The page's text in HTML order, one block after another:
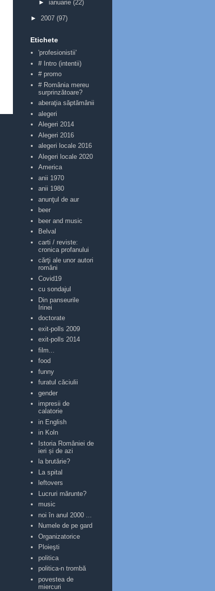
► ianuarie (22)
► 2007 (97)
Etichete
'profesionistii'
# Intro (intentii)
# promo
# România mereu
surprinzătoare?
aberaţia săptămânii
alegeri
Alegeri 2014
Alegeri 2016
alegeri locale 2016
Alegeri locale 2020
America
anii 1970
anii 1980
anunţul de aur
beer
beer and music
Belval
carti / reviste:
cronica profanului
cărţi ale unor autori
români
Covid19
cu sondajul
Din panseurile
Irinei
doctorate
exit-polls 2009
exit-polls 2014
film...
food
funny
furatul căciulii
gender
impresii de
calatorie
in English
in Koln
Istoria României de
ieri și de azi
la brutărie?
La spital
leftovers
Lucruri mărunte?
music
noi în anul 2000 ...
Numele de pe gard
Organizatorice
Ploieşti
politica
politica-n trombă
povestea de
miercuri